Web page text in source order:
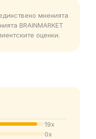
мненията
BRAINMARKET
оценки.
19x
0x